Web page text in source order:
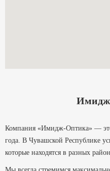
Компания «Имидж-Оптика» —
года. В Чувашской Республике
которые находятся в разных